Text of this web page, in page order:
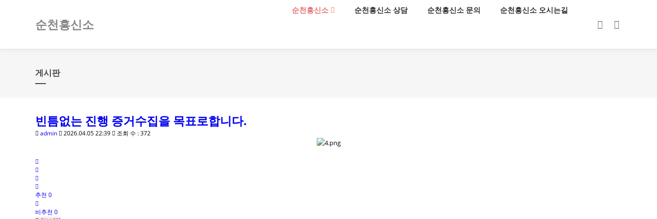
메뉴 건너뛰기
순천흥신소
순천흥신소 순천흥신소 상담 순천흥신소 문의 순천흥신소 오시는길
게시판
빈틈없는 진행 증거수집을 목표로합니다.
admin 2026.04.05 22:39 조회 수 : 372
추천 0
비추천 0